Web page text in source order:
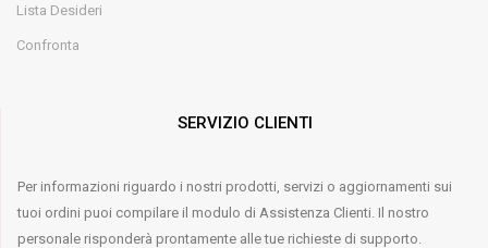
Lista Desideri
Confronta
SERVIZIO CLIENTI
Per informazioni riguardo i nostri prodotti, servizi o aggiornamenti sui
tuoi ordini puoi compilare il modulo di Assistenza Clienti. Il nostro
personale risponderà prontamente alle tue richieste di supporto.